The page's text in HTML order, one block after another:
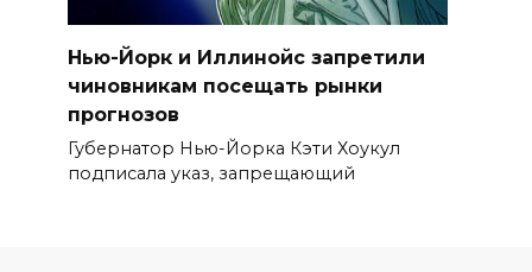
Нью-Йорк и Иллинойс запретили
чиновникам посещать рынки
прогнозов
Губернатор Нью-Йорка Кэти Хоукул
подписала указ, запрещающий